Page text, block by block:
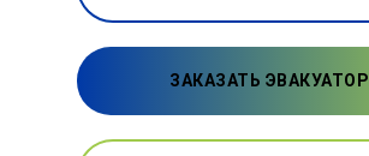
ЗАКАЗАТЬ ЭВАКУАТОР